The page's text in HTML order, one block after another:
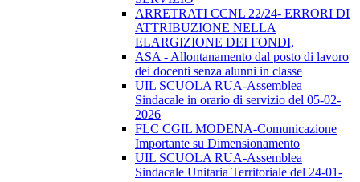
ARRETRATI CCNL 22/24- ERRORI DI
ATTRIBUZIONE NELLA
ELARGIZIONE DEI FONDI,
ASA - Allontanamento dal posto di lavoro
dei docenti senza alunni in classe
UIL SCUOLA RUA-Assemblea
Sindacale in orario di servizio del 05-02-
2026
FLC CGIL MODENA-Comunicazione
Importante su Dimensionamento
UIL SCUOLA RUA-Assemblea
Sindacale Unitaria Territoriale del 24-01-